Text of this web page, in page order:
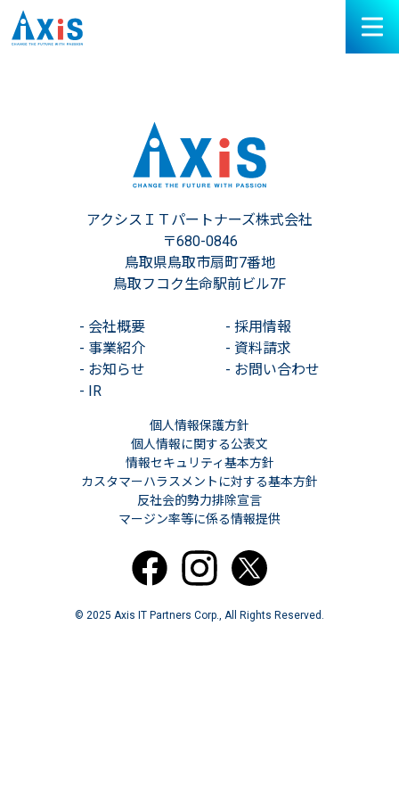
アクシスＩＴパートナーズ株式会社
〒680-0846
鳥取県鳥取市扇町7番地
鳥取フコク生命駅前ビル7F
- 会社概要
- 事業紹介
- お知らせ
- IR
- 採用情報
- 資料請求
- お問い合わせ
個人情報保護方針
個人情報に関する公表文
情報セキュリティ基本方針
カスタマーハラスメントに対する基本方針
反社会的勢力排除宣言
マージン率等に係る情報提供
© 2025 Axis IT Partners Corp., All Rights Reserved.